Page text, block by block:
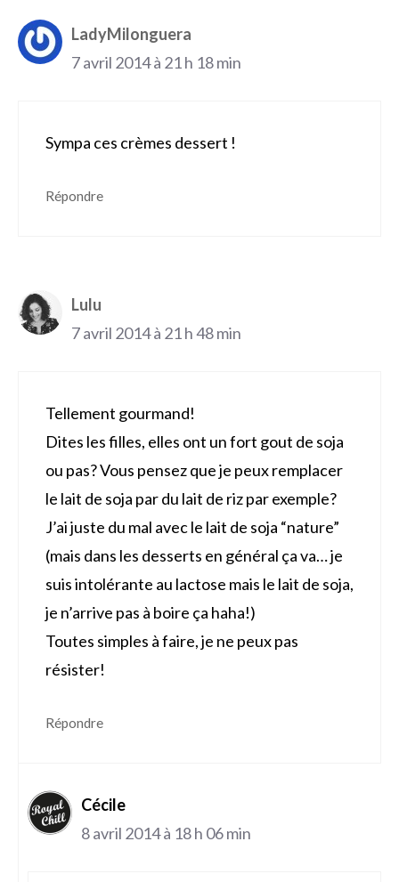
LadyMilonguera
7 avril 2014 à 21 h 18 min
Sympa ces crèmes dessert !
Répondre
Lulu
7 avril 2014 à 21 h 48 min
Tellement gourmand!
Dites les filles, elles ont un fort gout de soja
ou pas? Vous pensez que je peux remplacer
le lait de soja par du lait de riz par exemple?
J’ai juste du mal avec le lait de soja “nature”
(mais dans les desserts en général ça va… je
suis intolérante au lactose mais le lait de soja,
je n’arrive pas à boire ça haha!)
Toutes simples à faire, je ne peux pas
résister!
Répondre
Cécile
8 avril 2014 à 18 h 06 min